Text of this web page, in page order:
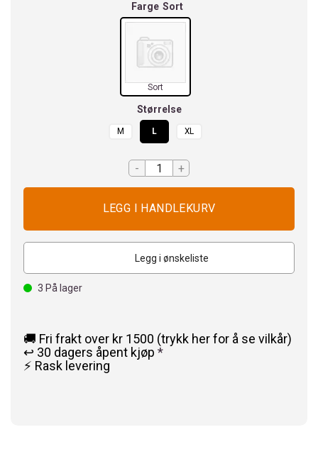
Farge Sort
Sort
Størrelse
M L XL
- +
Legg i ønskeliste
3 På lager
🚚 Fri frakt over kr 1500 (trykk her for å se vilkår)
↩️ 30 dagers åpent kjøp *
⚡ Rask levering